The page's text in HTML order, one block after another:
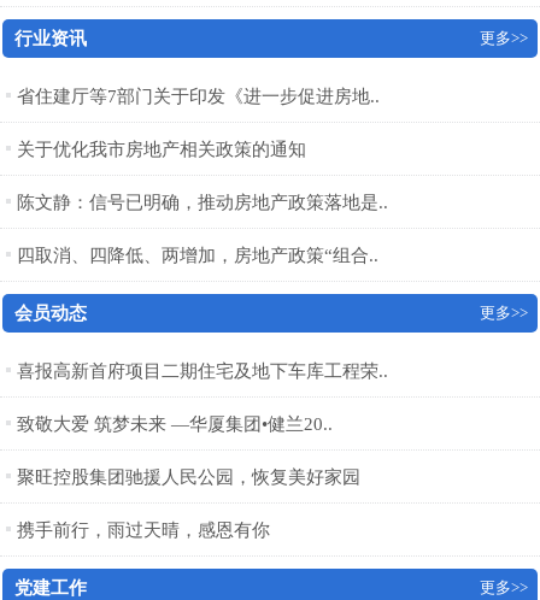
行业资讯 更多>>
省住建厅等7部门关于印发《进一步促进房地..
关于优化我市房地产相关政策的通知
陈文静：信号已明确，推动房地产政策落地是..
四取消、四降低、两增加，房地产政策“组合..
会员动态 更多>>
喜报高新首府项目二期住宅及地下车库工程荣..
致敬大爱 筑梦未来 —华厦集团•健兰20..
聚旺控股集团驰援人民公园，恢复美好家园
携手前行，雨过天晴，感恩有你
党建工作 更多>>